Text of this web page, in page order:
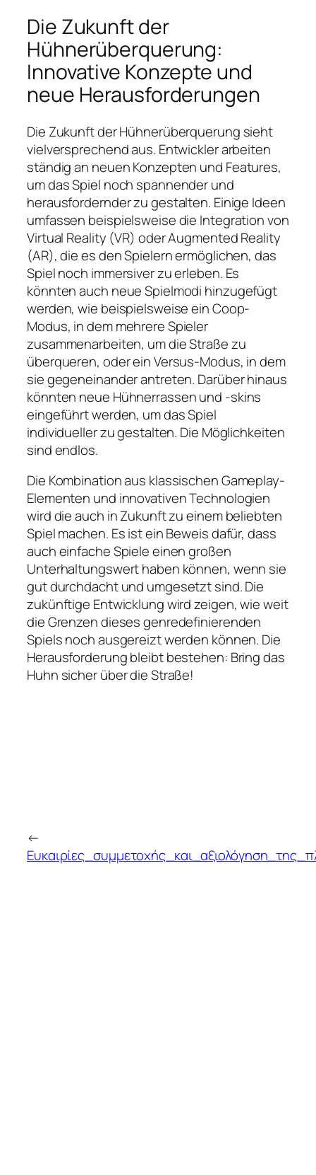
Die Zukunft der
Hühnerüberquerung:
Innovative Konzepte und
neue Herausforderungen
Die Zukunft der Hühnerüberquerung sieht
vielversprechend aus. Entwickler arbeiten
ständig an neuen Konzepten und Features,
um das Spiel noch spannender und
herausfordernder zu gestalten. Einige Ideen
umfassen beispielsweise die Integration von
Virtual Reality (VR) oder Augmented Reality
(AR), die es den Spielern ermöglichen, das
Spiel noch immersiver zu erleben. Es
könnten auch neue Spielmodi hinzugefügt
werden, wie beispielsweise ein Coop-
Modus, in dem mehrere Spieler
zusammenarbeiten, um die Straße zu
überqueren, oder ein Versus-Modus, in dem
sie gegeneinander antreten. Darüber hinaus
könnten neue Hühnerrassen und -skins
eingeführt werden, um das Spiel
individueller zu gestalten. Die Möglichkeiten
sind endlos.
Die Kombination aus klassischen Gameplay-
Elementen und innovativen Technologien
wird die auch in Zukunft zu einem beliebten
Spiel machen. Es ist ein Beweis dafür, dass
auch einfache Spiele einen großen
Unterhaltungswert haben können, wenn sie
gut durchdacht und umgesetzt sind. Die
zukünftige Entwicklung wird zeigen, wie weit
die Grenzen dieses genredefinierenden
Spiels noch ausgereizt werden können. Die
Herausforderung bleibt bestehen: Bring das
Huhn sicher über die Straße!
←